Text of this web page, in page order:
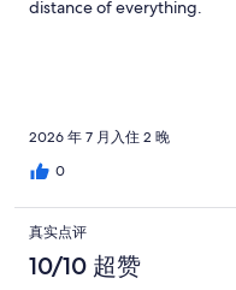
评distance of everything.
2026 年 7 月入住 2 晚
0
真实点评
10/10 超赞